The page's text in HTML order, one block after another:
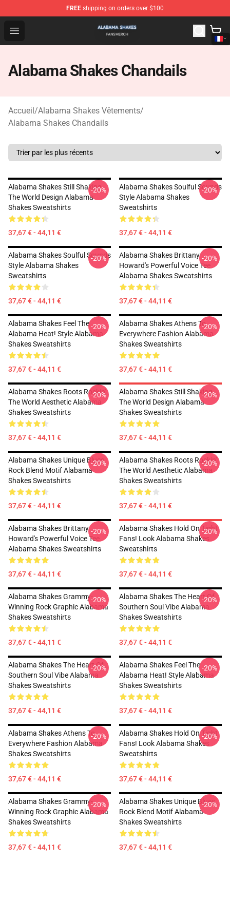
FREE shipping on orders over $100
Open menu
Alabama Shakes Shop - Official Alabama Shakes
Alabama Shakes Chandails
Accueil/Alabama Shakes Vêtements/
Alabama Shakes Chandails
Alabama Shakes Still Shaking
The World Design Alabama
Shakes Sweatshirts
37,67 € - 44,11 €
-20%
Alabama Shakes Soulful Sounds
Style Alabama Shakes
Sweatshirts
37,67 € - 44,11 €
-20%
Alabama Shakes Soulful Sounds
Style Alabama Shakes
Sweatshirts
37,67 € - 44,11 €
-20%
Alabama Shakes Brittany
Howard's Powerful Voice Tee
Alabama Shakes Sweatshirts
37,67 € - 44,11 €
-20%
Alabama Shakes Feel The
Alabama Heat! Style Alabama
Shakes Sweatshirts
37,67 € - 44,11 €
-20%
Alabama Shakes Athens To
Everywhere Fashion Alabama
Shakes Sweatshirts
37,67 € - 44,11 €
-20%
Alabama Shakes Roots Rockin'
The World Aesthetic Alabama
Shakes Sweatshirts
37,67 € - 44,11 €
-20%
Alabama Shakes Still Shaking
The World Design Alabama
Shakes Sweatshirts
37,67 € - 44,11 €
-20%
Alabama Shakes Unique Blues
Rock Blend Motif Alabama
Shakes Sweatshirts
37,67 € - 44,11 €
-20%
Alabama Shakes Roots Rockin'
The World Aesthetic Alabama
Shakes Sweatshirts
37,67 € - 44,11 €
-20%
Alabama Shakes Brittany
Howard's Powerful Voice Tee
Alabama Shakes Sweatshirts
37,67 € - 44,11 €
-20%
Alabama Shakes Hold On Tight
Fans! Look Alabama Shakes
Sweatshirts
37,67 € - 44,11 €
-20%
Alabama Shakes Grammy-
Winning Rock Graphic Alabama
Shakes Sweatshirts
37,67 € - 44,11 €
-20%
Alabama Shakes The Heart Of
Southern Soul Vibe Alabama
Shakes Sweatshirts
37,67 € - 44,11 €
-20%
Alabama Shakes The Heart Of
Southern Soul Vibe Alabama
Shakes Sweatshirts
37,67 € - 44,11 €
-20%
Alabama Shakes Feel The
Alabama Heat! Style Alabama
Shakes Sweatshirts
37,67 € - 44,11 €
-20%
Alabama Shakes Athens To
Everywhere Fashion Alabama
Shakes Sweatshirts
37,67 € - 44,11 €
-20%
Alabama Shakes Hold On Tight
Fans! Look Alabama Shakes
Sweatshirts
37,67 € - 44,11 €
-20%
Alabama Shakes Grammy-
Winning Rock Graphic Alabama
Shakes Sweatshirts
37,67 € - 44,11 €
-20%
Alabama Shakes Unique Blues
Rock Blend Motif Alabama
Shakes Sweatshirts
37,67 € - 44,11 €
-20%